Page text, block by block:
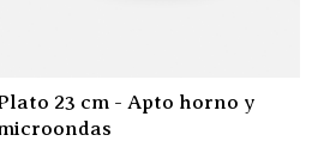
23 cm - Apto horno y